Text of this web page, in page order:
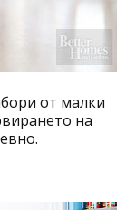
от малки
на